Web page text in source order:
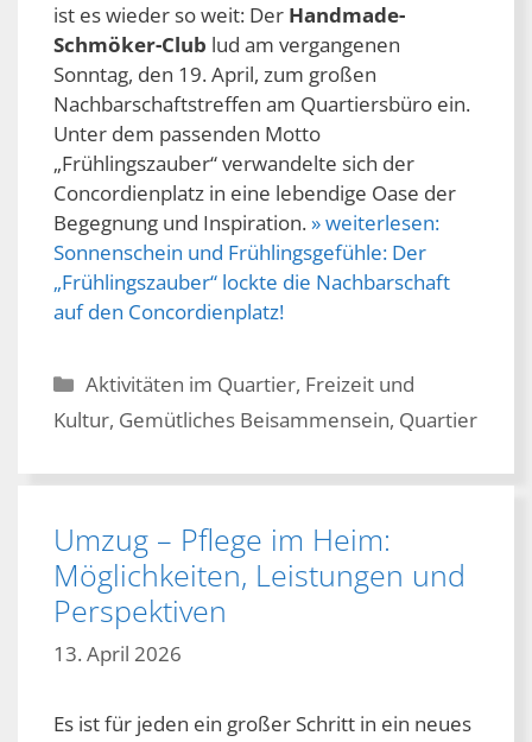
ist es wieder so weit: Der Handmade-
Schmöker-Club lud am vergangenen
Sonntag, den 19. April, zum großen
Nachbarschaftstreffen am Quartiersbüro ein.
Unter dem passenden Motto
„Frühlingszauber“ verwandelte sich der
Concordienplatz in eine lebendige Oase der
Begegnung und Inspiration.» weiterlesen:
Sonnenschein und Frühlingsgefühle: Der
„Frühlingszauber“ lockte die Nachbarschaft
auf den Concordienplatz!
Kategorien
Aktivitäten im Quartier, Freizeit und
Kultur, Gemütliches Beisammensein, Quartier
Umzug – Pflege im Heim:
Möglichkeiten, Leistungen und
Perspektiven
13. April 2026
Es ist für jeden ein großer Schritt in ein neues